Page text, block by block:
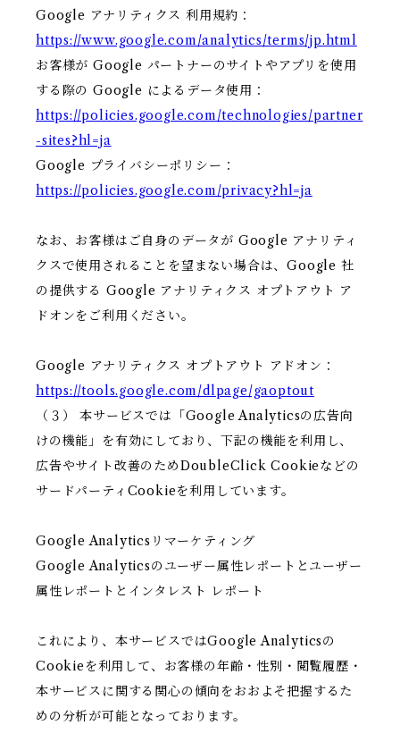
Google アナリティクス 利用規約：
https://www.google.com/analytics/terms/jp.html
お客様が Google パートナーのサイトやアプリを使用
する際の Google によるデータ使用：
https://policies.google.com/technologies/partner
-sites?hl=ja
Google プライバシーポリシー：
https://policies.google.com/privacy?hl=ja
なお、お客様はご自身のデータが Google アナリティ
クスで使用されることを望まない場合は、Google 社
の提供する Google アナリティクス オプトアウト ア
ドオンをご利用ください。
Google アナリティクス オプトアウト アドオン：
https://tools.google.com/dlpage/gaoptout
（３） 本サービスでは「Google Analyticsの広告向
けの機能」を有効にしており、下記の機能を利用し、
広告やサイト改善のためDoubleClick Cookieなどの
サードパーティCookieを利用しています。
Google Analyticsリマーケティング
Google Analyticsのユーザー属性レポートとユーザー
属性レポートとインタレスト レポート
これにより、本サービスではGoogle Analyticsの
Cookieを利用して、お客様の年齢・性別・閲覧履歴・
本サービスに関する関心の傾向をおおよそ把握するた
めの分析が可能となっております。